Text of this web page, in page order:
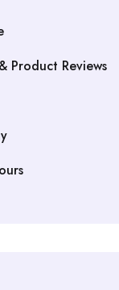
Product Reviews